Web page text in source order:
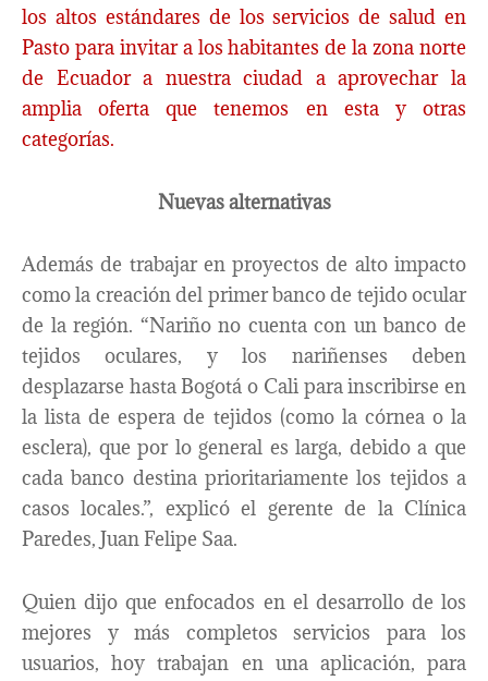
los altos estándares de los servicios de salud en
Pasto para invitar a los habitantes de la zona norte
de Ecuador a nuestra ciudad a aprovechar la
amplia oferta que tenemos en esta y otras
categorías.
Nuevas alternativas
Además de trabajar en proyectos de alto impacto
como la creación del primer banco de tejido ocular
de la región. “Nariño no cuenta con un banco de
tejidos oculares, y los nariñenses deben
desplazarse hasta Bogotá o Cali para inscribirse en
la lista de espera de tejidos (como la córnea o la
esclera), que por lo general es larga, debido a que
cada banco destina prioritariamente los tejidos a
casos locales.”, explicó el gerente de la Clínica
Paredes, Juan Felipe Saa.
Quien dijo que enfocados en el desarrollo de los
mejores y más completos servicios para los
usuarios, hoy trabajan en una aplicación, para